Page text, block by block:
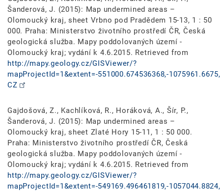
Šanderová, J. (2015): Map undermined areas –
Olomoucký kraj, sheet Vrbno pod Pradědem 15-13, 1 : 50
000. Praha: Ministerstvo životního prostředí ČR, Česká
geologická služba. Mapy poddolovaných území -
Olomoucký kraj; vydání k 4.6.2015. Retrieved from
http://mapy.geology.cz/GISViewer/?
mapProjectId=1&extent=-551000.674536368,-
CZ
Gajdošová, Z., Kachlíková, R., Horáková, A., Šír, P.,
Šanderová, J. (2015): Map undermined areas –
Olomoucký kraj, sheet Zlaté Hory 15-11, 1 : 50 000.
Praha: Ministerstvo životního prostředí ČR, Česká
geologická služba. Mapy poddolovaných území -
Olomoucký kraj; vydání k 4.6.2015. Retrieved from
http://mapy.geology.cz/GISViewer/?
mapProjectId=1&extent=-549169.496461819,-